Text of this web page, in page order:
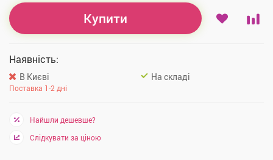
Купити
Наявність:
В Києві
Поставка 1-2 дні
На складі
Найшли дешевше?
Слідкувати за ціною